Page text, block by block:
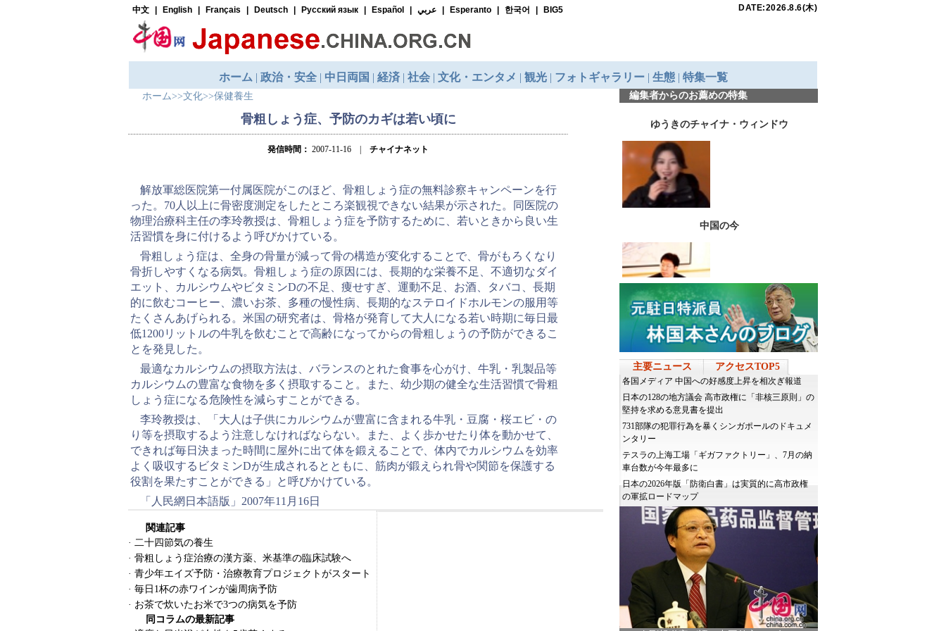
ホーム>>文化>>保健養生
骨粗しょう症、予防のカギは若い頃に
発信時間： 2007-11-16 | チャイナネット
解放軍総医院第一付属医院がこのほど、骨粗しょう症の無料診察キャンペーンを行
った。70人以上に骨密度測定をしたところ楽観視できない結果が示された。同医院の
物理治療科主任の李玲教授は、骨粗しょう症を予防するために、若いときから良い生
活習慣を身に付けるよう呼びかけている。
骨粗しょう症は、全身の骨量が減って骨の構造が変化することで、骨がもろくなり
骨折しやすくなる病気。骨粗しょう症の原因には、長期的な栄養不足、不適切なダイ
エット、カルシウムやビタミンDの不足、痩せすぎ、運動不足、お酒、タバコ、長期
的に飲むコーヒー、濃いお茶、多種の慢性病、長期的なステロイドホルモンの服用等
たくさんあげられる。米国の研究者は、骨格が発育して大人になる若い時期に毎日最
低1200リットルの牛乳を飲むことで高齢になってからの骨粗しょうの予防ができるこ
とを発見した。
最適なカルシウムの摂取方法は、バランスのとれた食事を心がけ、牛乳・乳製品等
カルシウムの豊富な食物を多く摂取すること。また、幼少期の健全な生活習慣で骨粗
しょう症になる危険性を減らすことができる。
李玲教授は、「大人は子供にカルシウムが豊富に含まれる牛乳・豆腐・桜エビ・の
り等を摂取するよう注意しなければならない。また、よく歩かせたり体を動かせて、
できれば毎日決まった時間に屋外に出て体を鍛えることで、体内でカルシウムを効率
よく吸収するビタミンDが生成されるとともに、筋肉が鍛えられ骨や関節を保護する
役割を果たすことができる」と呼びかけている。
「人民網日本語版」2007年11月16日
関連記事
· 二十四節気の養生
· 骨粗しょう症治療の漢方薬、米基準の臨床試験へ
· 青少年エイズ予防・治療教育プロジェクトがスタート
· 毎日1杯の赤ワインが歯周病予防
· お茶で炊いたお米で3つの病気を予防
同コラムの最新記事